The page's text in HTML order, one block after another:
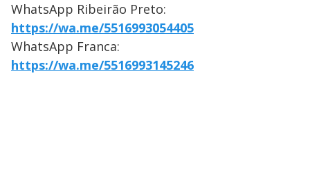
WhatsApp Ribeirão Preto:
https://wa.me/5516993054405
WhatsApp Franca:
https://wa.me/5516993145246